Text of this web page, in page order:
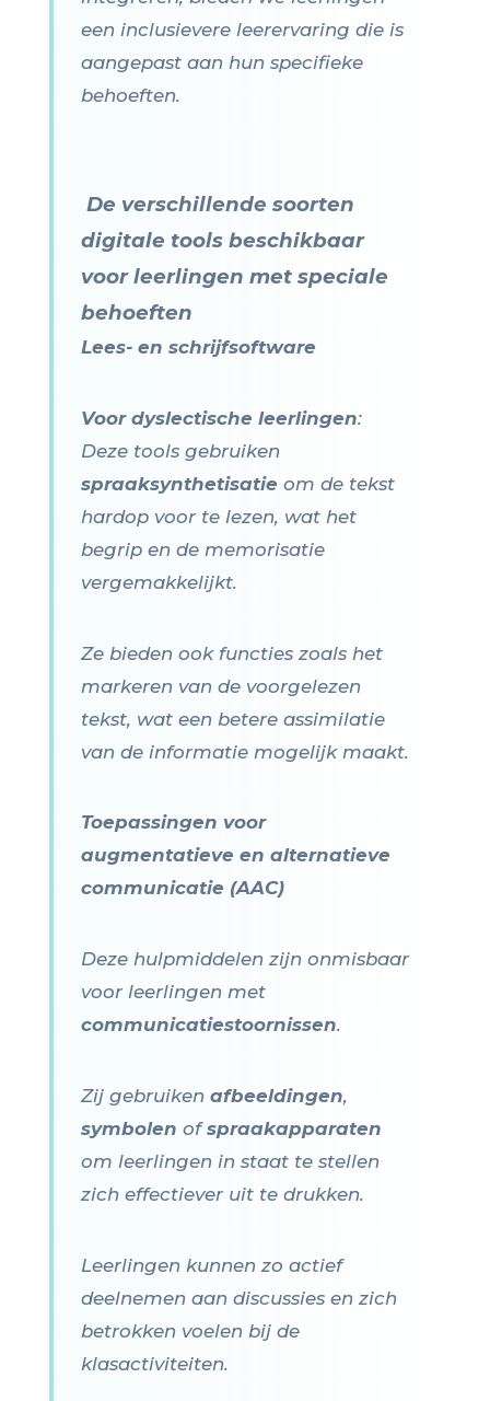
een inclusievere leerervaring die is
aangepast aan hun specifieke
behoeften.
De verschillende soorten
digitale tools beschikbaar
voor leerlingen met speciale
behoeften
Lees- en schrijfsoftware
Voor dyslectische leerlingen:
Deze tools gebruiken
spraaksynthetisatie om de tekst
hardop voor te lezen, wat het
begrip en de memorisatie
vergemakkelijkt.
Ze bieden ook functies zoals het
markeren van de voorgelezen
tekst, wat een betere assimilatie
van de informatie mogelijk maakt.
Toepassingen voor
augmentatieve en alternatieve
communicatie (AAC)
Deze hulpmiddelen zijn onmisbaar
voor leerlingen met
communicatiestoornissen.
Zij gebruiken afbeeldingen,
symbolen ofspraakapparaten
om leerlingen in staat te stellen
zich effectiever uit te drukken.
Leerlingen kunnen zo actief
deelnemen aan discussies en zich
betrokken voelen bij de
klasactiviteiten.